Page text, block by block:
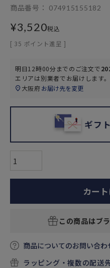
商品番号 074915155182
¥3,520税込
[ 35 ポイント進呈 ]
明日12時00分までのご注文で
エリアは別業者でお届けします。
大阪府お届け先を変更
ギフ
カー
この商品はブ
商品についてのお問い合わ
ラッピング・複数の配送